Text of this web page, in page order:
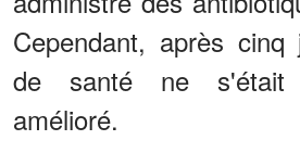
Cependant, après
de santé ne s'était
amélioré.